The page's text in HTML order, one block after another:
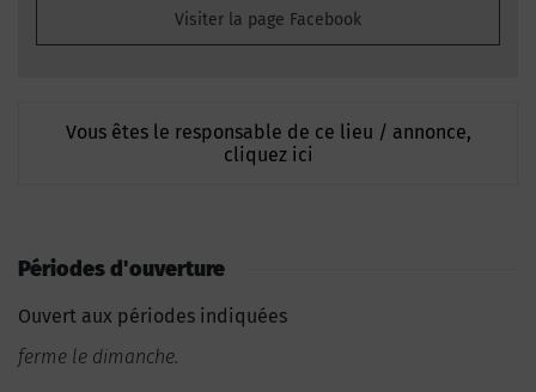
Visiter la page Facebook
Vous êtes le responsable de ce lieu / annonce,
cliquez ici
Périodes d'ouverture
Ouvert aux périodes indiquées
ferme le dimanche.